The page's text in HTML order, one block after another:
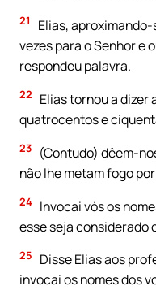
21
Elias,
vezes para o Senhor e
respondeu palavra.
22
Elias tornou a dizer
quatrocentos e
23
(Contudo) dêem-
não lhe metam fogo
24 Invocai vós os
esse seja considerado
25
Disse Elias aos
invocai os nomes dos